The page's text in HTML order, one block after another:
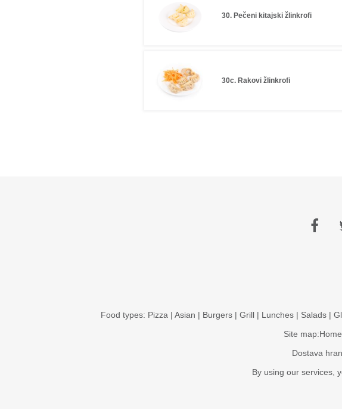
30. Pečeni kitajski žlinkrofi
30c. Rakovi žlinkrofi
Food types: Pizza| Asian | Burgers| Grill| Lunches| Salads|
Site map:Home
Dostava
By using our services,